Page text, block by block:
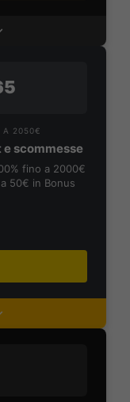
A 2050€
scommesse
fino a 2000€
50€ in Bonus